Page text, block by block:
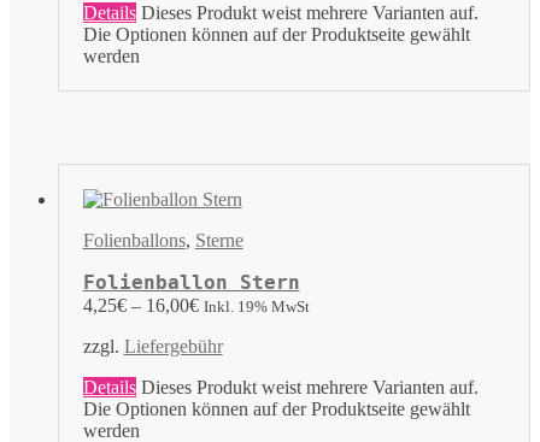
Details Dieses Produkt weist mehrere Varianten auf.
Die Optionen können auf der Produktseite gewählt
werden
Folienballons, Sterne
Folienballon Stern
4,25€– 16,00€ Inkl. 19% MwSt
zzgl. Liefergebühr
Details Dieses Produkt weist mehrere Varianten auf.
Die Optionen können auf der Produktseite gewählt
werden